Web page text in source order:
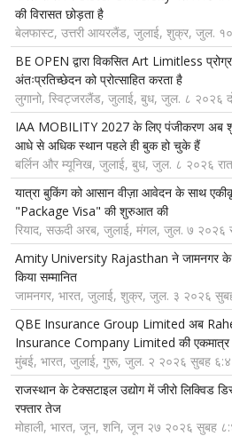
की विरासत छोड़ता है
बेलफास्ट, उत्तरी आयरलैंड, जुलाई, शुक्र, जुल.
BE OPEN द्वारा विकसित Art Limitless
अंतःप्रतिच्छेदन को प्रोत्साहित करता है
लुगानो, स्विट्जरलैंड, जुलाई, बुध, जुल. ८ २०२६
IAA MOBILITY 2027 के लिए पंजीकरण अब शुरू
आधे से अधिक स्थान पहले ही बुक हो चुके हैं
बर्लिन और म्यूनिख, जुलाई, बुध, जुल. ८ २०२६
यात्रा बुकिंग को आसान वीज़ा आवेदन के साथ
"Package Visa" की शुरुआत की
रियाद, सऊदी अरब, जुलाई, मंगल, जुल. ७ २०२६
Amity University Rajasthan ने जामनगर के
किया सम्मानित
जामनगर, भारत, जुलाई, शुक्र, जुल. ३ २०२६
QBE Insurance Group Limited अब
Insurance Company Limited की एकमात्र
मुंबई, भारत, जुलाई, गुरू, जुल. २ २०२६ सुबह
राजस्थान के टेक्सटाइल उद्योग में जीरो लिक्विड
रफ्तार तेज
मोहाली, भारत, जून, शनि, जून २७ २०२६ सुबह